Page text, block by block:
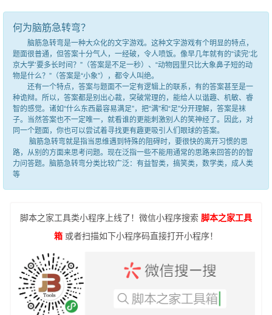
何为脑筋急转弯？
脑筋急转弯是一种大众化的文字游戏。这种文字游戏有个明显的特点，
题面很普通，但答案十分气人，一经破，令人喷饭。像早几年就有的“读完‘北
京大学’要多长时间？”（答案是不足一秒）、“动物园里只比大象鼻子短的动
物是什么？”（答案是“小象”），都令人叫绝。
还有一个特点，答案与题面不一定有逻辑上的联系，有的答案甚至是一
种诡辩。所以，答案都是别出心裁，突破常理的，能给人以谐趣、机敏、睿
智的感觉。诸如“什么东西最容易满足”，把“满”和“足”分开理解，答案是袜
子。当然答案也不一定唯一，就看谁的更能刺激别人的笑神经了。因此，对
同一个题面，你也可以尝试着寻找更有趣更吸引人们眼球的答案。
脑筋急转弯就是指当思维遇到特殊的阻碍时，要很快的离开习惯的思
路，从别的方面来思考问题。现在泛指一些不能用通常的思路来回答的的智
力问答题。脑筋急转弯分类比较广泛：有益智类，搞笑类，数学类，成人类
等
脚本之家工具类小程序上线了！微信小程序搜索 脚本之家工具
箱 或者扫描如下小程序码直接打开小程序！